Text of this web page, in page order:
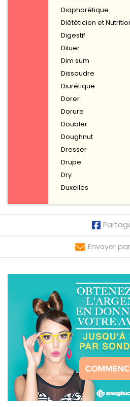
Diaphorétique
Diététicien et
Digestif
Diluer
Dim sum
Dissoudre
Diurétique
Dorer
Dorure
Doubler
Doughnut
Dresser
Drupe
Dry
Duxelles
Envoyer